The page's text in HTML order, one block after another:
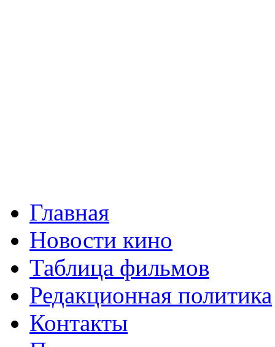
Главная
Новости кино
Таблица фильмов
Редакционная политика
Контакты